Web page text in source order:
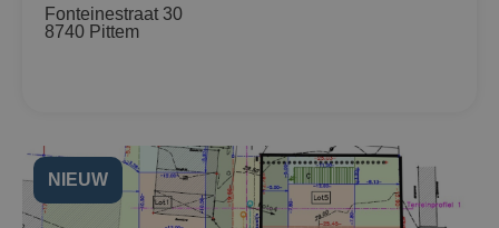
Fonteinestraat 30
8740 Pittem
NIEUW